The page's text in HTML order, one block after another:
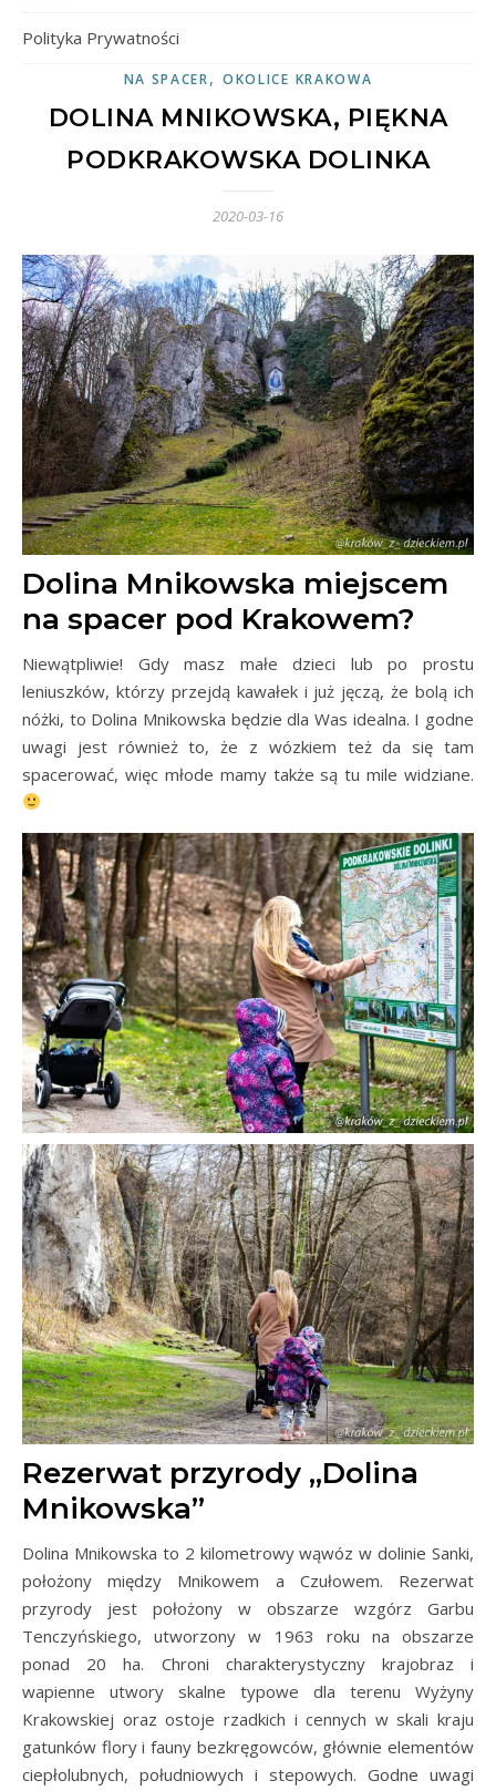
Polityka Prywatności
NA SPACER, OKOLICE KRAKOWA
DOLINA MNIKOWSKA, PIĘKNA
PODKRAKOWSKA DOLINKA
2020-03-16
Dolina Mnikowska miejscem
na spacer pod Krakowem?
Niewątpliwie! Gdy masz małe dzieci lub po prostu
leniuszków, którzy przejdą kawałek i już jęczą, że bolą ich
nóżki, to Dolina Mnikowska będzie dla Was idealna. I godne
uwagi jest również to, że z wózkiem też da się tam
spacerować, więc młode mamy także są tu mile widziane.
Rezerwat przyrody „Dolina
Mnikowska”
Dolina Mnikowska to 2 kilometrowy wąwóz w dolinie Sanki,
położony między Mnikowem a Czułowem. Rezerwat
przyrody jest położony w obszarze wzgórz Garbu
Tenczyńskiego, utworzony w 1963 roku na obszarze
ponad 20 ha. Chroni charakterystyczny krajobraz i
wapienne utwory skalne typowe dla terenu Wyżyny
Krakowskiej oraz ostoje rzadkich i cennych w skali kraju
gatunków flory i fauny bezkręgowców, głównie elementów
ciepłolubnych, południowych i stepowych. Godne uwagi